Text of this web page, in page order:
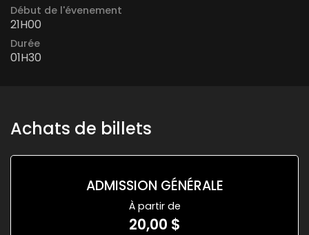
Début de l'évenement
21H00
Durée
01H30
Achats de billets
ADMISSION GÉNÉRALE
À partir de
20,00 $